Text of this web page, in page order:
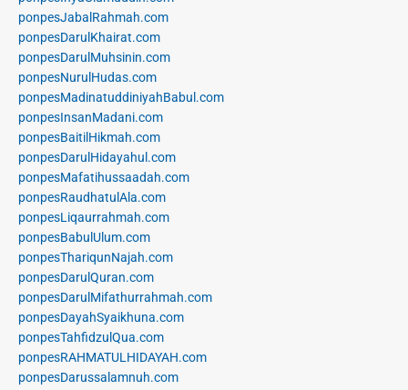
ponpesJabalRahmah.com
ponpesDarulKhairat.com
ponpesDarulMuhsinin.com
ponpesNurulHudas.com
ponpesMadinatuddiniyahBabul.com
ponpesInsanMadani.com
ponpesBaitilHikmah.com
ponpesDarulHidayahul.com
ponpesMafatihussaadah.com
ponpesRaudhatulAla.com
ponpesLiqaurrahmah.com
ponpesBabulUlum.com
ponpesThariqunNajah.com
ponpesDarulQuran.com
ponpesDarulMifathurrahmah.com
ponpesDayahSyaikhuna.com
ponpesTahfidzulQua.com
ponpesRAHMATULHIDAYAH.com
ponpesDarussalamnuh.com